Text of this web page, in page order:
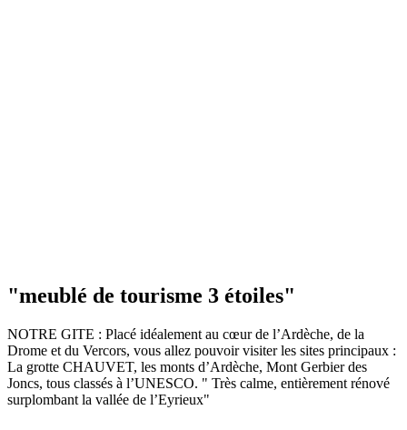
"meublé de tourisme 3 étoiles"
NOTRE GITE : Placé idéalement au cœur de l’Ardèche, de la
Drome et du Vercors, vous allez pouvoir visiter les sites principaux :
La grotte CHAUVET, les monts d’Ardèche, Mont Gerbier des
Joncs, tous classés à l’UNESCO. " Très calme, entièrement rénové
surplombant la vallée de l’Eyrieux"